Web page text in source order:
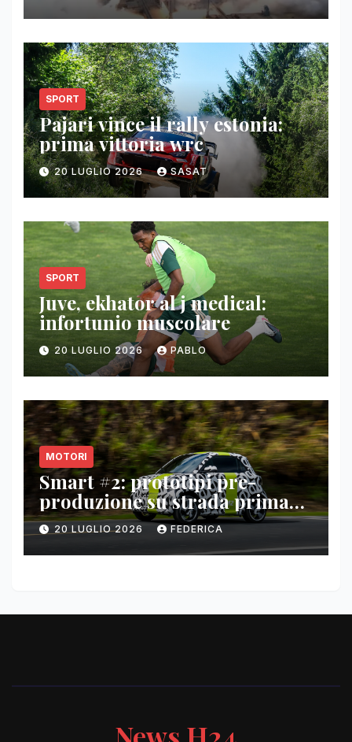
SPORT
Pajari vince il rally estonia:
prima vittoria wrc
20 LUGLIO 2026 SASAT
SPORT
Juve, ekhator al j medical:
infortunio muscolare
20 LUGLIO 2026 PABLO
MOTORI
Smart #2: prototipi pre-
produzione su strada prima
del paris motor show 2026
20 LUGLIO 2026 FEDERICA